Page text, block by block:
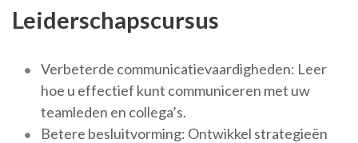
Leiderschapscursus
Verbeterde communicatievaardigheden: Leer
hoe u effectief kunt communiceren met uw
teamleden en collega’s.
Betere besluitvorming: Ontwikkel strategieën